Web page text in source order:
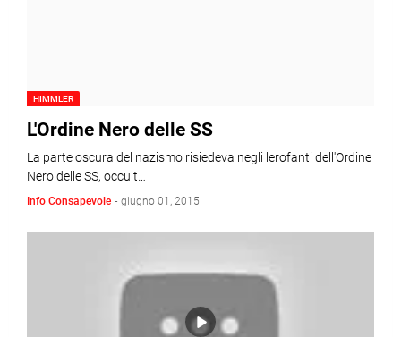
HIMMLER
L'Ordine Nero delle SS
La parte oscura del nazismo risiedeva negli lerofanti dell'Ordine
Nero delle SS, occult…
Info Consapevole - giugno 01, 2015